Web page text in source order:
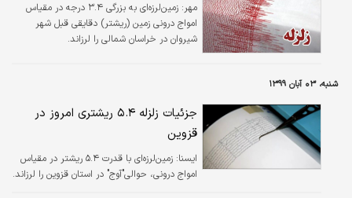
مهر:
زمین‌لرزه‌ای به بزرگی ۳.۴ درجه در مقیاس
امواج درونی زمین (ریشتر) دقایقی قبل شهر
شیروان در خراسان شمالی را لرزاند.
شنبه، ۰۳ آبان ۱۳۹۹
جزئیات زلزله ۵.۴ ریشتری امروز در
قزوین
ايسنا:
زمین‌لرزه‌ای با قدرت ۵.۴ ریشتر در مقیاس
امواج درونی، حوالی"آوج" در استان قزوین را لرزاند.